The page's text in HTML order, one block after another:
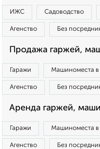
ИЖС Садоводство
Агенство Без
Продажа гаржей,
Гаражи Машиноместа в
Агенство Без
Аренда гаржей,
Гаражи Машиноместа в
Агенство Без